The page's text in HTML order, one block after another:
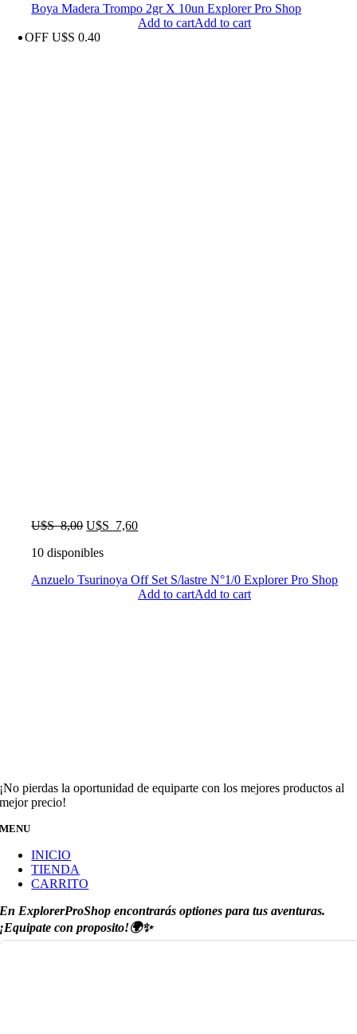
Boya Madera Trompo 2gr X 10un Explorer Pro Shop
Add to cartAdd to cart
OFF U$S 0.40
U$S8,00 El
original
U$S
U$S 7,60El
U$S
7,60.
10 disponibles
Anzuelo Tsurinoya Off Set S/lastre N°1/0 Explorer Pro Shop
Add to cartAdd to cart
¡No pierdas la oportunidad de equiparte con los mejores productos al
mejor precio!
MENU
INICIO
TIENDA
CARRITO
En ExplorerProShop encontrarás optiones para tus aventuras.
¡Equipate con proposito!🌍✨